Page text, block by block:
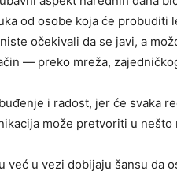
od osobe koja će probuditi
očekivali da se javi, a
— preko mreža,
i radost, jer će svaka
može pretvoriti u nešto
već u vezi dobijaju šansu da